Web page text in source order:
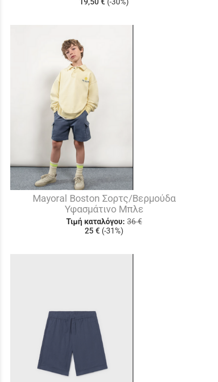
19,50 € (-30%)
Mayoral Boston Σορτς/Βερμούδα
Υφασμάτινο Μπλε
Τιμή καταλόγου: 36 €
25 € (-31%)